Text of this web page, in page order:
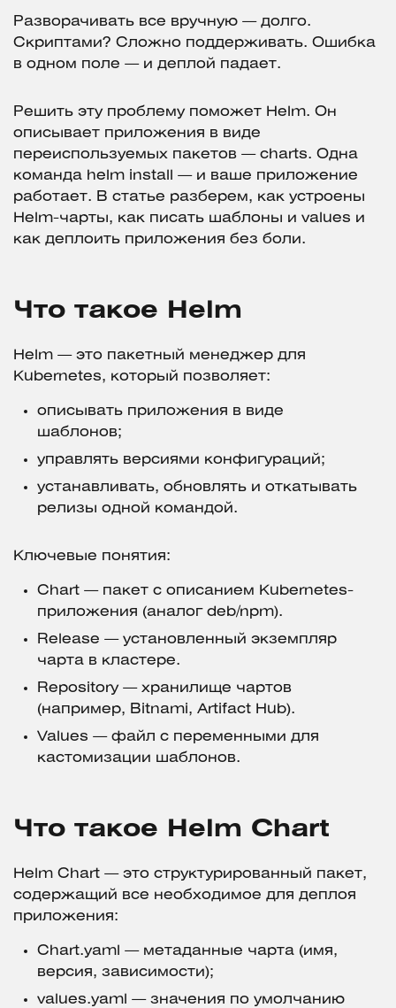
Разворачивать все вручную — долго.
Скриптами? Сложно поддерживать. Ошибка
в одном поле — и деплой падает.
Решить эту проблему поможет Helm. Он
описывает приложения в виде
переиспользуемых пакетов — charts. Одна
команда helm install — и ваше приложение
работает. В статье разберем, как устроены
Helm-чарты, как писать шаблоны и values и
как деплоить приложения без боли.
Что такое Helm
Helm — это пакетный менеджер для
Kubernetes, который позволяет:
описывать приложения в виде
шаблонов;
управлять версиями конфигураций;
устанавливать, обновлять и откатывать
релизы одной командой.
Ключевые понятия:
Chart — пакет с описанием Kubernetes-
приложения (аналог deb/npm).
Release — установленный экземпляр
чарта в кластере.
Repository — хранилище чартов
(например, Bitnami, Artifact Hub).
Values — файл с переменными для
кастомизации шаблонов.
Что такое Helm Chart
Helm Chart — это структурированный пакет,
содержащий все необходимое для деплоя
приложения:
Chart.yaml — метаданные чарта (имя,
версия, зависимости);
values.yaml — значения по умолчанию